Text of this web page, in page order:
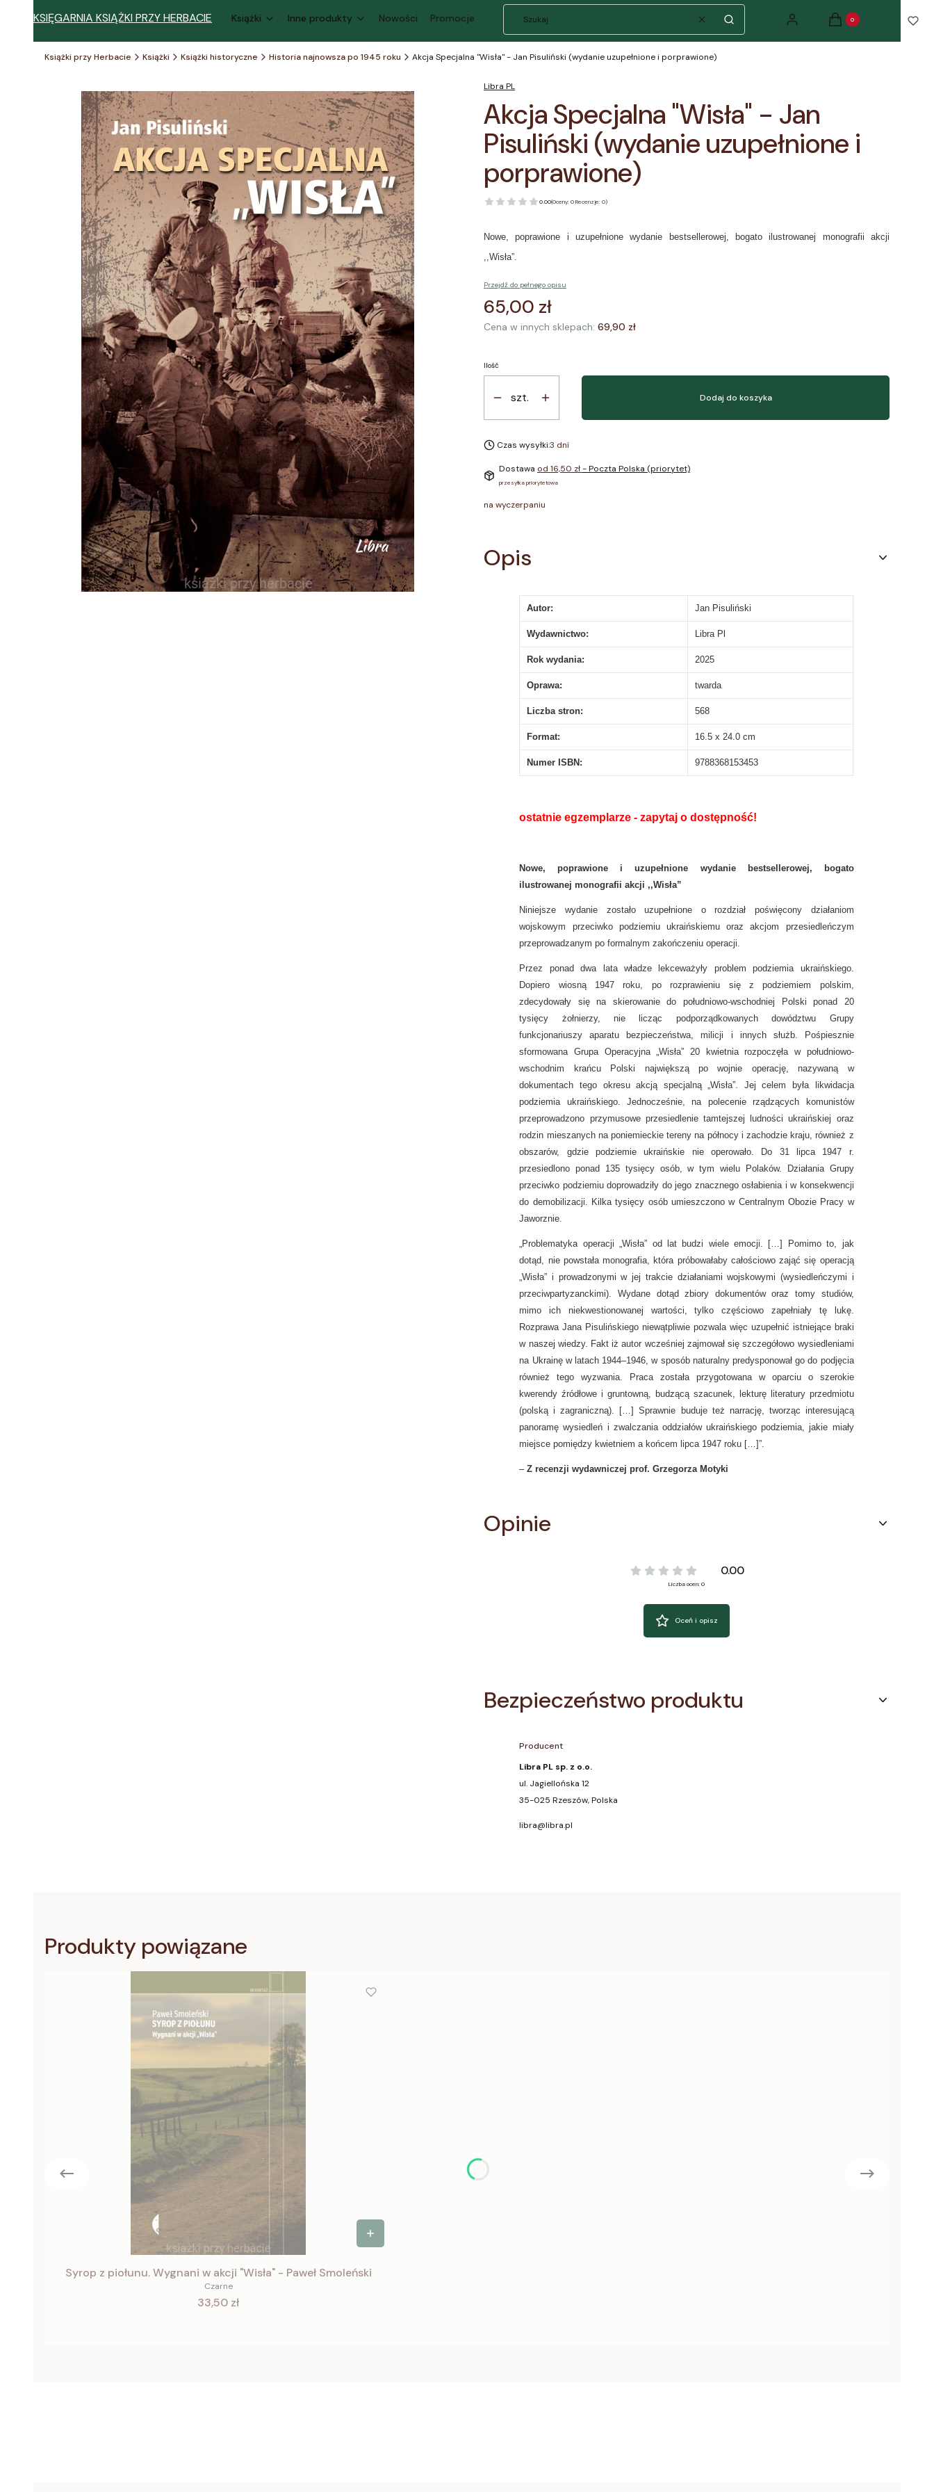
KSIĘGARNIA KSIĄŻKI PRZY HERBACIE Książki Inne produkty Nowości Promocje
WyczyśćSzukaj
Zaloguj się Produkty w koszyku: 0.
Koszyk
Książki przy Herbacie Książki Książki historyczne Historia najnowsza po 1945 roku Akcja Specjalna "Wisła" - Jan Pisuliński (wydanie uzupełnione i porprawione)
Libra PL
Akcja Specjalna "Wisła" - Jan
Pisuliński (wydanie uzupełnione i
porprawione)
0.00(Oceny: 0 Recenzje: 0)
Nowe, poprawione i uzupełnione wydanie bestsellerowej, bogato ilustrowanej monografii akcji
,,Wisła”.
Przejdź do pełnego opisu
Cena
65,00 zł
Cena w innych sklepach: 69,90 zł
Ilość
szt. Dodaj do koszyka
Czas wysyłki:3 dni
Dostawa od 16,50 zł- Poczta Polska (priorytet)
przesyłka priorytetowa
na wyczerpaniu
Opis
Autor: Jan Pisuliński
Wydawnictwo: Libra Pl
Rok wydania: 2025
Oprawa: twarda
Liczba stron: 568
Format: 16.5 x 24.0 cm
Numer ISBN: 9788368153453
ostatnie egzemplarze - zapytaj o dostępność!
Nowe, poprawione i uzupełnione wydanie bestsellerowej, bogato
ilustrowanej monografii akcji ,,Wisła”
Niniejsze wydanie zostało uzupełnione o rozdział poświęcony działaniom
wojskowym przeciwko podziemiu ukraińskiemu oraz akcjom przesiedleńczym
przeprowadzanym po formalnym zakończeniu operacji.
Przez ponad dwa lata władze lekceważyły problem podziemia ukraińskiego.
Dopiero wiosną 1947 roku, po rozprawieniu się z podziemiem polskim,
zdecydowały się na skierowanie do południowo-wschodniej Polski ponad 20
tysięcy żołnierzy, nie licząc podporządkowanych dowództwu Grupy
funkcjonariuszy aparatu bezpieczeństwa, milicji i innych służb. Pośpiesznie
sformowana Grupa Operacyjna „Wisła” 20 kwietnia rozpoczęła w południowo-
wschodnim krańcu Polski największą po wojnie operację, nazywaną w
dokumentach tego okresu akcją specjalną „Wisła”. Jej celem była likwidacja
podziemia ukraińskiego. Jednocześnie, na polecenie rządzących komunistów
przeprowadzono przymusowe przesiedlenie tamtejszej ludności ukraińskiej oraz
rodzin mieszanych na poniemieckie tereny na północy i zachodzie kraju, również z
obszarów, gdzie podziemie ukraińskie nie operowało. Do 31 lipca 1947 r.
przesiedlono ponad 135 tysięcy osób, w tym wielu Polaków. Działania Grupy
przeciwko podziemiu doprowadziły do jego znacznego osłabienia i w konsekwencji
do demobilizacji. Kilka tysięcy osób umieszczono w Centralnym Obozie Pracy w
Jaworznie.
„Problematyka operacji „Wisła” od lat budzi wiele emocji. […] Pomimo to, jak
dotąd, nie powstała monografia, która próbowałaby całościowo zająć się operacją
„Wisła” i prowadzonymi w jej trakcie działaniami wojskowymi (wysiedleńczymi i
przeciwpartyzanckimi). Wydane dotąd zbiory dokumentów oraz tomy studiów,
mimo ich niekwestionowanej wartości, tylko częściowo zapełniały tę lukę.
Rozprawa Jana Pisulińskiego niewątpliwie pozwala więc uzupełnić istniejące braki
w naszej wiedzy. Fakt iż autor wcześniej zajmował się szczegółowo wysiedleniami
na Ukrainę w latach 1944–1946, w sposób naturalny predysponował go do podjęcia
również tego wyzwania. Praca została przygotowana w oparciu o szerokie
kwerendy źródłowe i gruntowną, budzącą szacunek, lekturę literatury przedmiotu
(polską i zagraniczną). […] Sprawnie buduje też narrację, tworząc interesującą
panoramę wysiedleń i zwalczania oddziałów ukraińskiego podziemia, jakie miały
miejsce pomiędzy kwietniem a końcem lipca 1947 roku […]”.
–Z recenzji wydawniczej prof. Grzegorza Motyki
Opinie
0.00
Liczba ocen: 0
Oceń i opisz
Bezpieczeństwo produktu
Producent
Libra PL sp. z o.o.
ul. Jagiellońska 12
35-025 Rzeszów, Polska
libra@libra.pl
Produkty powiązane
Syrop z piołunu. Wygnani w akcji "Wisła" - Paweł Smoleński
Czarne
Cena
33,50 zł